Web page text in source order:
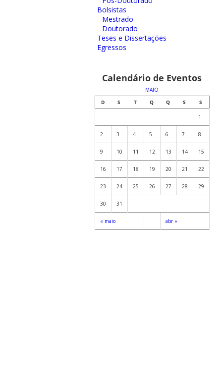
Bolsistas
Mestrado
Doutorado
Teses e Dissertações
Egressos
Calendário de Eventos
MAIO
D
S T Q Q S S
« maio abr »
1
2 3 4 5 6 7 8
9 10 11 12 13 14 15
16 17 18 19 20 21 22
23 24 25 26 27 28 29
30 31